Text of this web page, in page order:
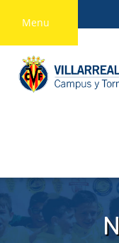
Menu